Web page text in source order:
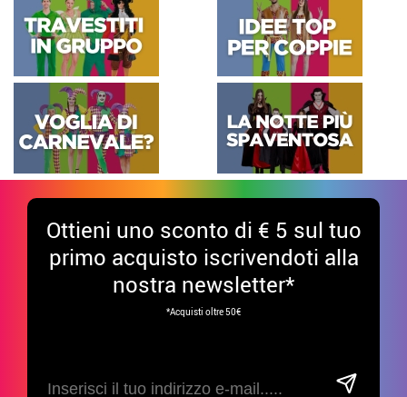
Ottieni uno sconto di € 5 sul tuo
primo acquisto iscrivendoti alla
nostra newsletter*
*Acquisti oltre 50€